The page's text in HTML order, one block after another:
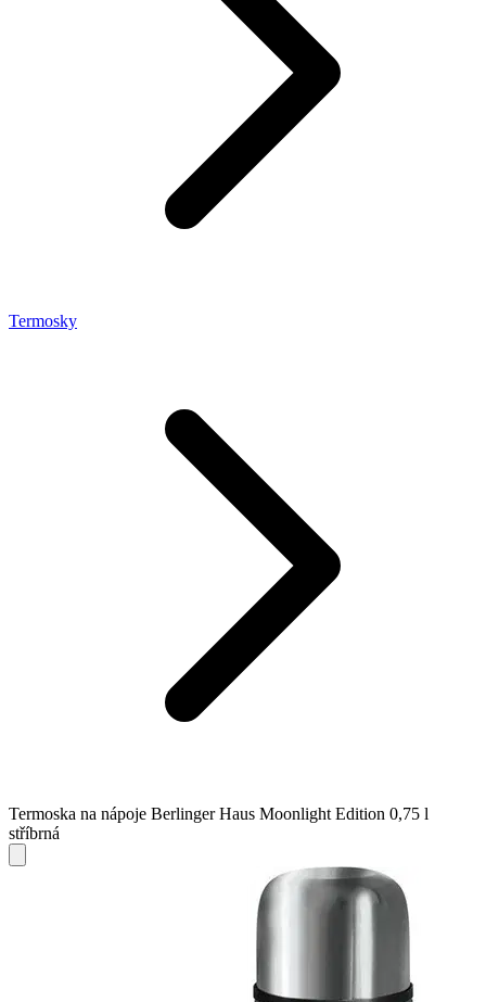
Termosky
Termoska na nápoje Berlinger Haus Moonlight Edition 0,75 l
stříbrná